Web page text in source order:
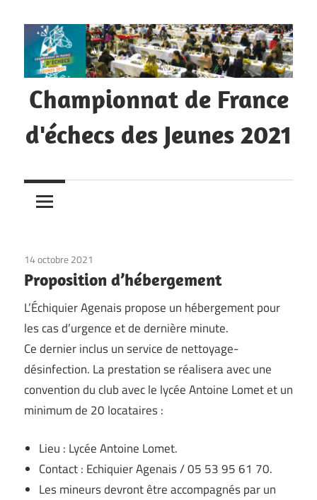
to
content
Championnat de France
d'échecs des Jeunes 2021
14 octobre 2021
Proposition d’hébergement
L’Échiquier Agenais propose un hébergement pour
les cas d’urgence et de dernière minute.
Ce dernier inclus un service de nettoyage-
désinfection. La prestation se réalisera avec une
convention du club avec le lycée Antoine Lomet et un
minimum de 20 locataires :
Lieu : Lycée Antoine Lomet.
Contact : Echiquier Agenais / 05 53 95 61 70.
Les mineurs devront être accompagnés par un